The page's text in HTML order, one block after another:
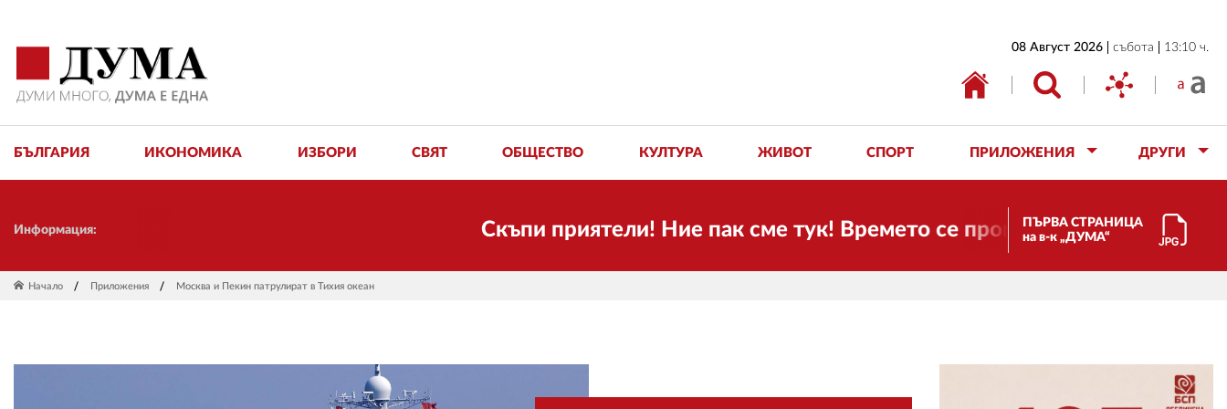
08 Август 2026 събота 13:10 ч.
БЪЛГАРИЯ ИКОНОМИКА ИЗБОРИ СВЯТ ОБЩЕСТВО КУЛТУРА ЖИВОТ СПОРТ ПРИЛОЖЕНИЯ ДРУГИ
Информация: Скъпи приятели! Ние пак сме тук! Времето се променя и налагаПЪРВА СТРАНИЦА
на в-к „ДУМА“
Начало Приложения Москва и Пекин патрулират в Тихия океан
ИКОНОМИКА
ОБЩЕСТВО